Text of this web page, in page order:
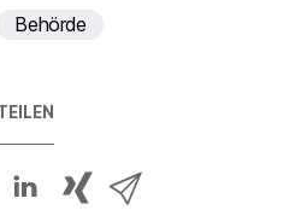
d
Behörde
A
A